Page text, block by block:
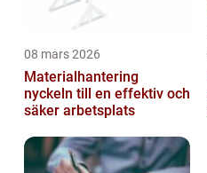
08 mars 2026
Materialhantering
nyckeln till en effektiv och
säker arbetsplats